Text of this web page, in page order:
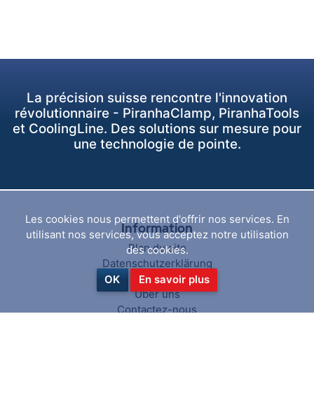
La précision suisse rencontre l'innovation
révolutionnaire - PiranhaClamp, PiranhaTools
et CoolingLine. Des solutions sur mesure pour
une technologie de pointe.
Information
Plan du site
Datenschutzerklärung
AGB
Über uns
Contactez-nous
Les cookies nous permettent d'offrir nos services. En
utilisant nos services, vous acceptez notre utilisation
des cookies.
OK En savoir plus